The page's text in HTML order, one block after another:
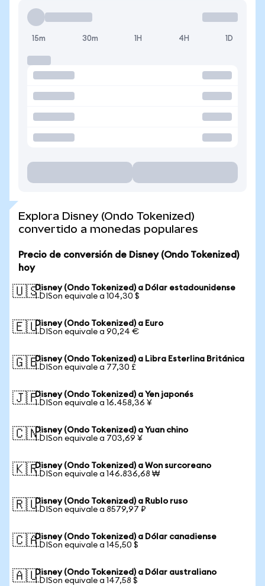
15m 30m 1H 4H 1D
Explora Disney (Ondo Tokenized)
convertido a monedas populares
Precio de conversión de Disney (Ondo Tokenized)
hoy
🇺🇸Disney (Ondo Tokenized) a Dólar estadounidense
1 DISon equivale a 104,30 $
🇪🇺Disney (Ondo Tokenized) a Euro
1 DISon equivale a 90,24 €
🇬🇧Disney (Ondo Tokenized) a Libra Esterlina Británica
1 DISon equivale a 77,30 £
🇯🇵Disney (Ondo Tokenized) a Yen japonés
1 DISon equivale a 16.458,36 ¥
🇨🇳Disney (Ondo Tokenized) a Yuan chino
1 DISon equivale a 703,69 ¥
🇰🇷Disney (Ondo Tokenized) a Won surcoreano
1 DISon equivale a 146.836,68 ₩
🇷🇺Disney (Ondo Tokenized) a Rublo ruso
1 DISon equivale a 8579,97 ₽
🇨🇦Disney (Ondo Tokenized) a Dólar canadiense
1 DISon equivale a 145,50 $
🇦🇺Disney (Ondo Tokenized) a Dólar australiano
1 DISon equivale a 147,58 $